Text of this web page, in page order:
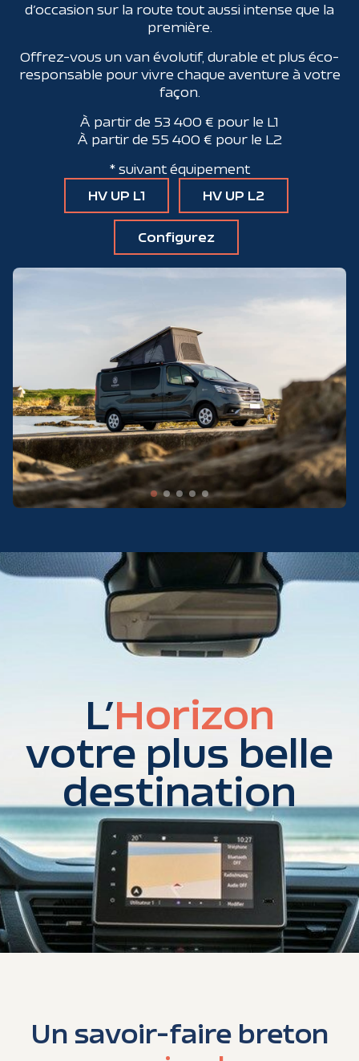
d’occasion sur la route tout aussi intense que la
première.
Offrez-vous un van évolutif, durable et plus éco-
responsable pour vivre chaque aventure à votre
façon.
À partir de 53 400 € pour le L1
À partir de 55 400 € pour le L2
* suivant équipement
HV UP L1
HV UP L2
Configurez
L’Horizon
votre plus belle
destination
Un savoir-faire breton